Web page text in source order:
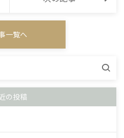
一覧へ
の投稿